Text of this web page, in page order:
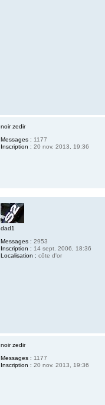
noir zedir
Messages : 1177
Inscription : 20 nov. 2013, 19:36
dad1
Messages : 2953
Inscription : 14 sept. 2006, 18:36
Localisation : côte d'or
noir zedir
Messages : 1177
Inscription : 20 nov. 2013, 19:36